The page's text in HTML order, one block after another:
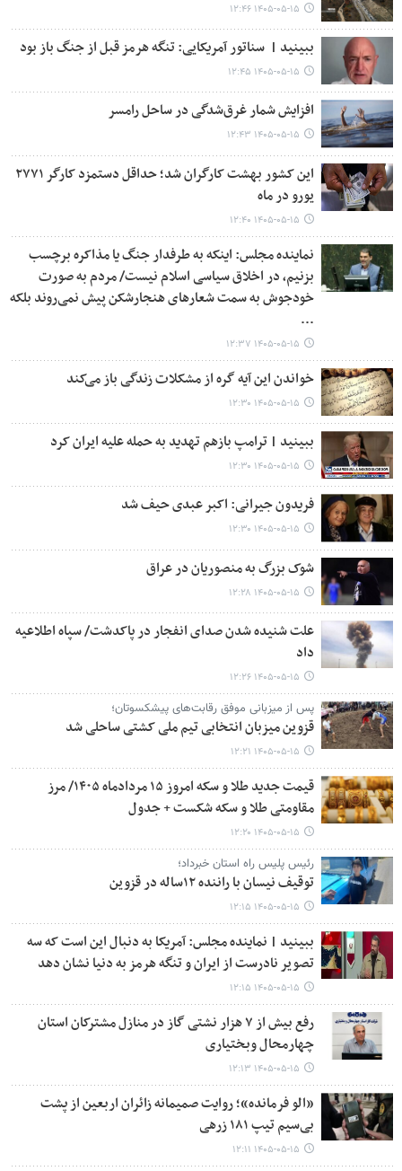
۱۴۰۵-۰۵-۱۵ ۱۲:۴۶
ببینید | ‏ سناتور آمریکایی: تنگه هرمز قبل از جنگ باز بود
۱۴۰۵-۰۵-۱۵ ۱۲:۴۵
افزایش شمار غرق‌شدگی در ساحل رامسر
۱۴۰۵-۰۵-۱۵ ۱۲:۴۳
این کشور بهشت کارگران شد؛ حداقل دستمزد کارگر ۲۷۷۱
یورو در ماه
۱۴۰۵-۰۵-۱۵ ۱۲:۴۰
نماینده مجلس: اینکه به طرفدار جنگ یا مذاکره برچسب
بزنیم، در اخلاق سیاسی اسلام نیست/ مردم به صورت
خودجوش به سمت شعارهای هنجارشکن پیش نمی‌روند بلکه
...
۱۴۰۵-۰۵-۱۵ ۱۲:۳۷
خواندن این آیه گره از مشکلات زندگی باز می‌کند
۱۴۰۵-۰۵-۱۵ ۱۲:۳۰
ببینید | ترامپ بازهم تهدید به حمله علیه ایران کرد
۱۴۰۵-۰۵-۱۵ ۱۲:۳۰
فریدون جیرانی: اکبر عبدی حیف شد
۱۴۰۵-۰۵-۱۵ ۱۲:۳۰
شوک بزرگ به منصوریان در عراق
۱۴۰۵-۰۵-۱۵ ۱۲:۲۸
علت شنیده شدن صدای انفجار در پاکدشت/ سپاه اطلاعیه
داد
۱۴۰۵-۰۵-۱۵ ۱۲:۲۶
پس از میزبانی موفق رقابت‌های پیشکسوتان؛
قزوین میزبان انتخابی تیم ملی کشتی ساحلی شد
۱۴۰۵-۰۵-۱۵ ۱۲:۲۱
قیمت جدید طلا و سکه امروز ۱۵ مردادماه ۱۴۰۵/ مرز
مقاومتی طلا و سکه شکست + جدول
۱۴۰۵-۰۵-۱۵ ۱۲:۲۰
رئیس پلیس راه استان خبرداد؛
توقیف نیسان با راننده ۱۲ساله در قزوین
۱۴۰۵-۰۵-۱۵ ۱۲:۱۵
ببینید | نماینده مجلس: آمریکا به دنبال این است که سه
تصویر نادرست از ایران و تنگه هرمز به دنیا نشان دهد
۱۴۰۵-۰۵-۱۵ ۱۲:۱۵
رفع بیش از ۷ هزار نشتی گاز در منازل مشترکان استان
چهارمحال وبختیاری
۱۴۰۵-۰۵-۱۵ ۱۲:۱۳
«الو فرمانده»؛ روایت صمیمانه زائران اربعین از پشت
بی‌سیم تیپ ۱۸۱ زرهی
۱۴۰۵-۰۵-۱۵ ۱۲:۱۱